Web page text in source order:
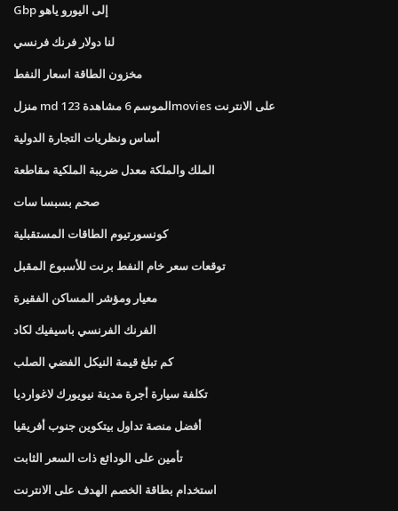
Gbp إلى اليورو ياهو
لنا دولار فرنك فرنسي
مخزون الطاقة اسعار النفط
منزل md الموسم 6 مشاهدة 123movies على الانترنت
أساس ونظريات التجارة الدولية
الملك والملكة معدل ضريبة الملكية مقاطعة
صحم بسبسا سات
كونسورتيوم الطاقات المستقبلية
توقعات سعر خام النفط برنت للأسبوع المقبل
معيار ومؤشر المساكن الفقيرة
الفرنك الفرنسي باسيفيك لكاد
كم تبلغ قيمة النيكل الفضي الصلب
تكلفة سيارة أجرة مدينة نيويورك لاغوارديا
أفضل منصة تداول بيتكوين جنوب أفريقيا
تأمين على الودائع ذات السعر الثابت
استخدام بطاقة الخصم الهدف على الانترنت